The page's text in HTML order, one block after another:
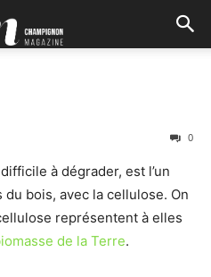
0
à dégrader, est l’un
bois, avec la cellulose. On
représentent à elles
de la Terre.